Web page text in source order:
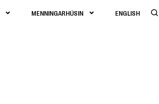
MENNINGARHÚSIN ENGLISH